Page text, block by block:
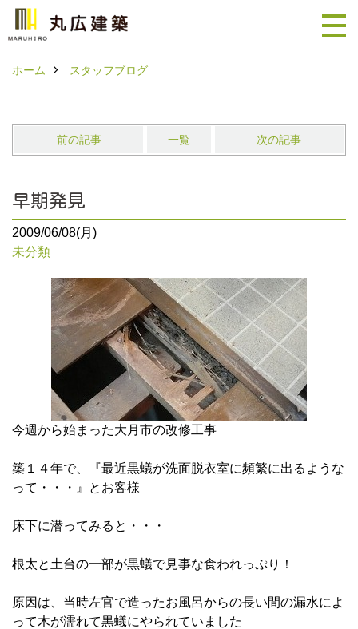
ホーム スタッフブログ
前の記事 一覧 次の記事
早期発見
2009/06/08(月)
未分類
今週から始まった大月市の改修工事
築１４年で、『最近黒蟻が洗面脱衣室に頻繁に出るような
って・・・』とお客様
床下に潜ってみると・・・
根太と土台の一部が黒蟻で見事な食われっぷり！
原因は、当時左官で造ったお風呂からの長い間の漏水によ
って木が濡れて黒蟻にやられていました